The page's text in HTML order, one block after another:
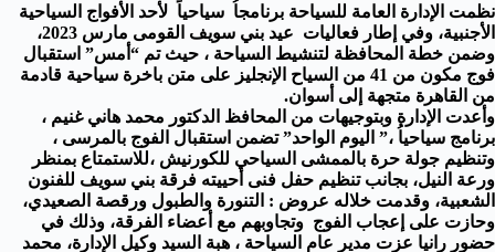
نظمت الإدارة العامة للسياحة برنامجاُ سياحياً لأحد الأفواج السياحية
الأجنبية، وفي إطار فعاليات عيد بني سويف القومى مارس 2023،
وضمن خطة المحافظة لتنشيط السياحة ، حيث تم “أمس” استقبال
فوج مكون من 41 من السياح الإنجليز على متن باخرة سياحية قادمة
من القاهرة متجهة إلى أسوان.
وأعدت الإدارة وبتوجيهات من المحافظ الدكتور محمد هاني غنيم ،
برنامج سياحياُ ،” اليوم الواحد” تضمن استقبال الفوج بالمرسى ،
وتنظيم جولة حرة بالممشى السياحي للكورنيش ،للاستمتاع بمنظر
ورعة النيل، بجانب تنظيم حفل فنى أحييته فرقة بني سويف للفنون
الشعبية، وقدمت خلاله عروض : التنورة والطبول ورقصة الصعيدي،
وحازت على إعجاب الفوج وتجاوبهم مع أعضاء الفرقة، وذلك في
حضور رانيا عزت مدير عام السياحة ، هبة السيد وكيل الإدارة، محمد